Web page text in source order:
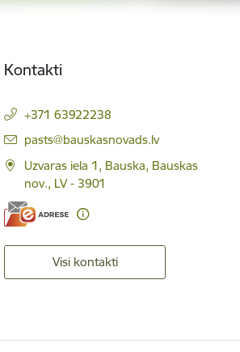
Kontakti
+371 63922238
E-pasts:
pasts@bauskasnovads.lv
Uzvaras iela 1, Bauska, Bauskas
nov., LV - 3901
Visi kontakti